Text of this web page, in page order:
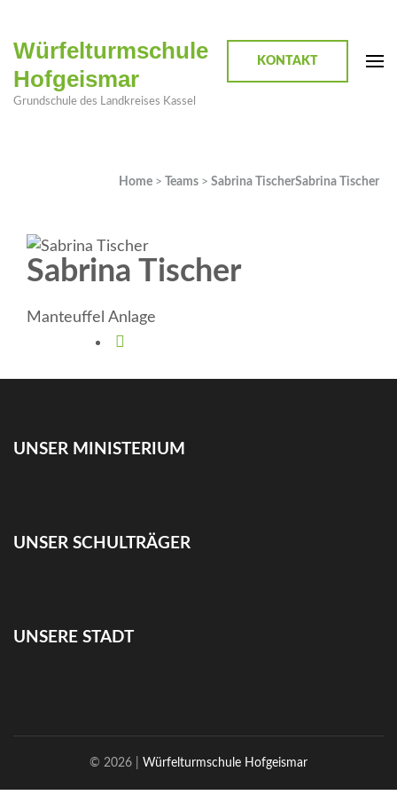
Würfelturmschule
Hofgeismar
Grundschule des Landkreises Kassel
KONTAKT
Home > Teams > Sabrina TischerSabrina Tischer
Sabrina Tischer
Manteuffel Anlage
UNSER MINISTERIUM
UNSER SCHULTRÄGER
UNSERE STADT
© 2026 | Würfelturmschule Hofgeismar